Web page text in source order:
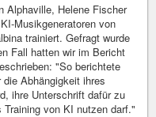
Alphaville, Helene Fischer
Musikgeneratoren von
trainiert. Gefragt wurde
Fall hatten wir im Bericht
"So berichtete
Abhängigkeit ihres
ihre Unterschrift dafür zu
von KI nutzen darf."